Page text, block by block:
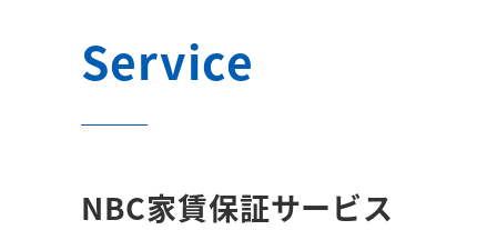
Service
NBC家賃保証サービス